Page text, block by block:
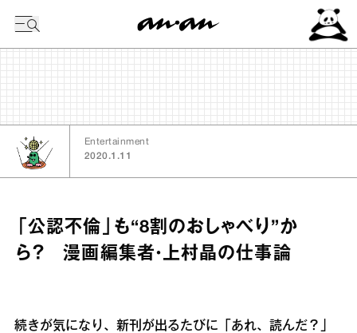
Entertainment
2020.1.11
「公認不倫」も“8割のおしゃべり”か
ら？ 漫画編集者・上村晶の仕事論
続きが気になり、新刊が出るたびに「あれ、読んだ？」